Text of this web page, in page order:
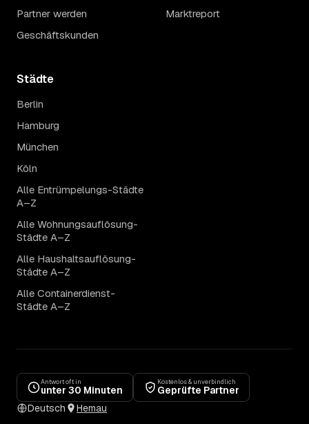
Partner werden
Geschäftskunden
Marktreport
Städte
Berlin
Hamburg
München
Köln
Alle Entrümpelungs-Städte
A–Z
Alle Wohnungsauflösung-
Städte A–Z
Alle Haushaltsauflösung-
Städte A–Z
Alle Containerdienst-
Städte A–Z
Antwort oft in
unter 30 Minuten
Kostenlos & unverbindlich
Geprüfte Partner
Deutsch
Hemau